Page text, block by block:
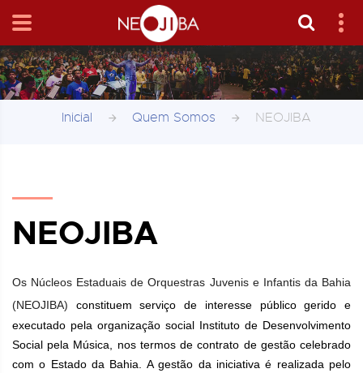
Inicial Quem Somos NEOJIBA
NEOJIBA
Os Núcleos Estaduais de Orquestras Juvenis e Infantis da Bahia
(NEOJIBA) constituem serviço de interesse público gerido e
executado pela organização social Instituto de Desenvolvimento
Social pela Música, nos termos de contrato de gestão celebrado
com o Estado da Bahia. A gestão da iniciativa é realizada pelo